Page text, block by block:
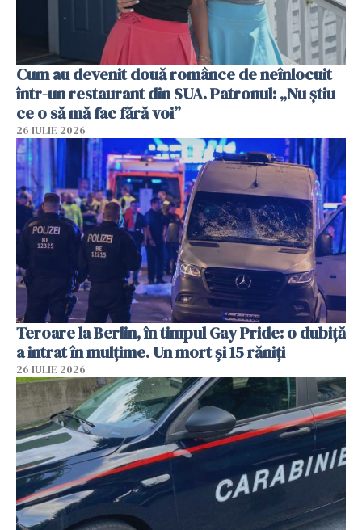
Cum au devenit două românce de neînlocuit
într-un restaurant din SUA. Patronul: „Nu știu
ce o să mă fac fără voi”
26 IULIE 2026
Teroare la Berlin, în timpul Gay Pride: o dubiță
a intrat în mulțime. Un mort și 15 răniți
26 IULIE 2026